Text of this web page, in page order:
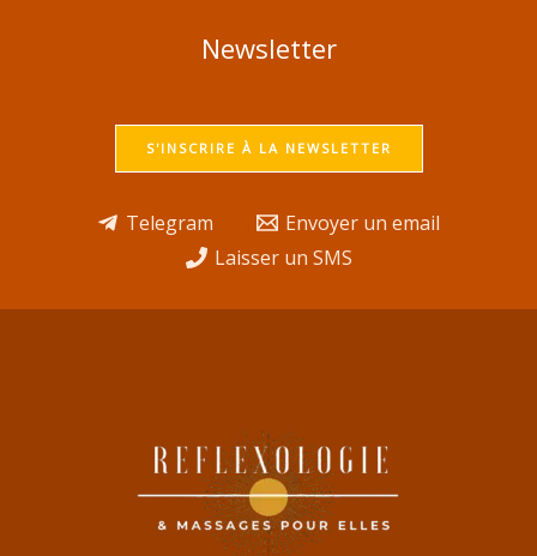
Newsletter
S'INSCRIRE À LA NEWSLETTER
Telegram
Envoyer un email
Laisser un SMS